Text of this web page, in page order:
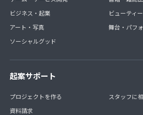
ビジネス・起業
アート・写真
ソーシャルグッド
ビューティ
舞台・パフ
起案サポート
プロジェクトを作る
資料請求
スタッフに